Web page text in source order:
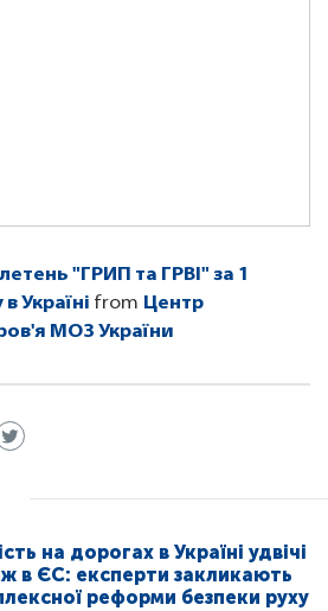
"ГРИП та ГРВІ" за 1
Україні from Центр
МОЗ України
на дорогах в Україні удвічі
в ЄС: експерти закликають
реформи безпеки руху